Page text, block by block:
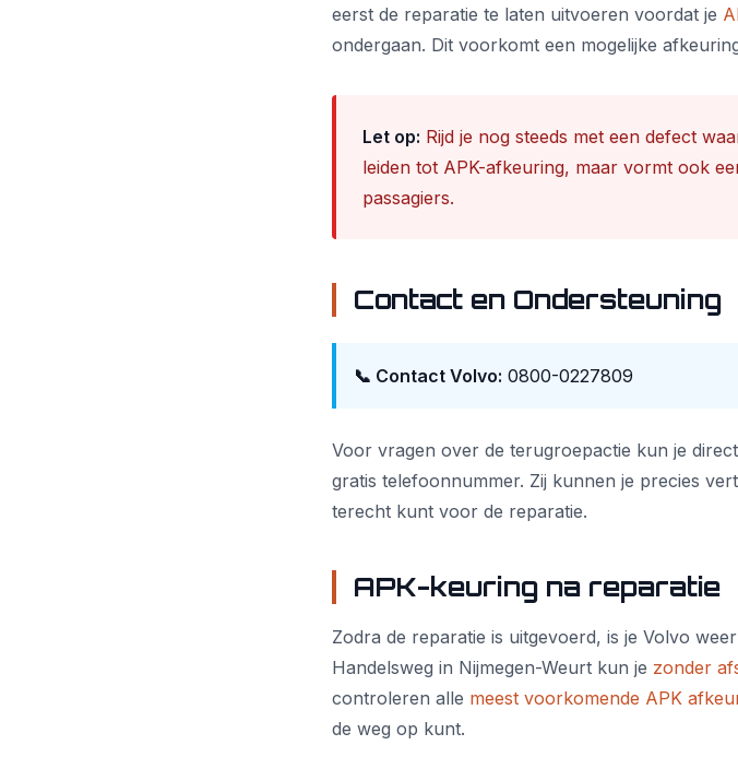
eerst de reparatie te laten uitvoeren voordat je
ondergaan. Dit voorkomt een mogelijke
Let op: Rijd je nog steeds met een defect
leiden tot APK-afkeuring, maar vormt ook
passagiers.
Contact en Ondersteuning
📞 Contact Volvo: 0800-0227809
Voor vragen over de terugroepactie kun je
gratis telefoonnummer. Zij kunnen je precies
terecht kunt voor de reparatie.
APK-keuring na reparatie
Zodra de reparatie is uitgevoerd, is je Volvo
Handelsweg in Nijmegen-Weurt kun je zonder
controleren alle meest voorkomende APK
de weg op kunt.